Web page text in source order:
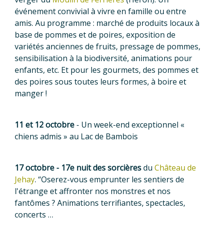
événement convivial à vivre en famille ou entre
amis. Au programme : marché de produits locaux à
base de pommes et de poires, exposition de
variétés anciennes de fruits, pressage de pommes,
sensibilisation à la biodiversité, animations pour
enfants, etc. Et pour les gourmets, des pommes et
des poires sous toutes leurs formes, à boire et
manger !
11 et 12 octobre - Un week-end exceptionnel «
chiens admis » au Lac de Bambois
17 octobre - 17e nuit des sorcièresdu Château de
Jehay. “Oserez-vous emprunter les sentiers de
l'étrange et affronter nos monstres et nos
fantômes ? Animations terrifiantes, spectacles,
concerts …